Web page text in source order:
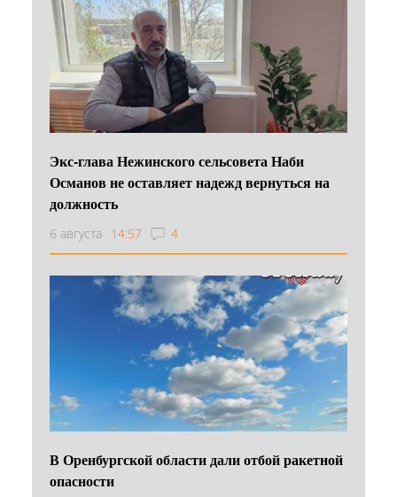
Экс-глава Нежинского сельсовета Наби
Османов не оставляет надежд вернуться на
должность
6 августа 14:57 4
В Оренбургской области дали отбой ракетной
опасности